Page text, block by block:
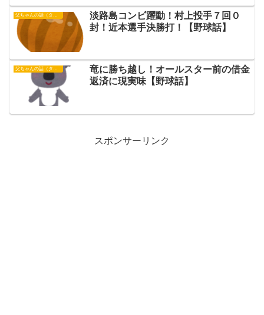
淡路島コンビ躍動！村上投手７回０
封！近本選手決勝打！【野球話】
父ちゃんの話（タイガース）
竜に勝ち越し！オールスター前の借金
返済に現実味【野球話】
スポンサーリンク